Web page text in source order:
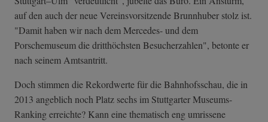
auf den auch der neue Vereinsvorsitzende Brunnhuber stolz ist.
"Damit haben wir nach dem Mercedes- und dem
Porschemuseum die dritthöchsten Besucherzahlen", betonte er
nach seinem Amtsantritt.
Doch stimmen die Rekordwerte für die Bahnhofsschau, die in
2013 angeblich noch Platz sechs im Stuttgarter Museums-
Ranking erreichte? Kann eine thematisch eng umrissene